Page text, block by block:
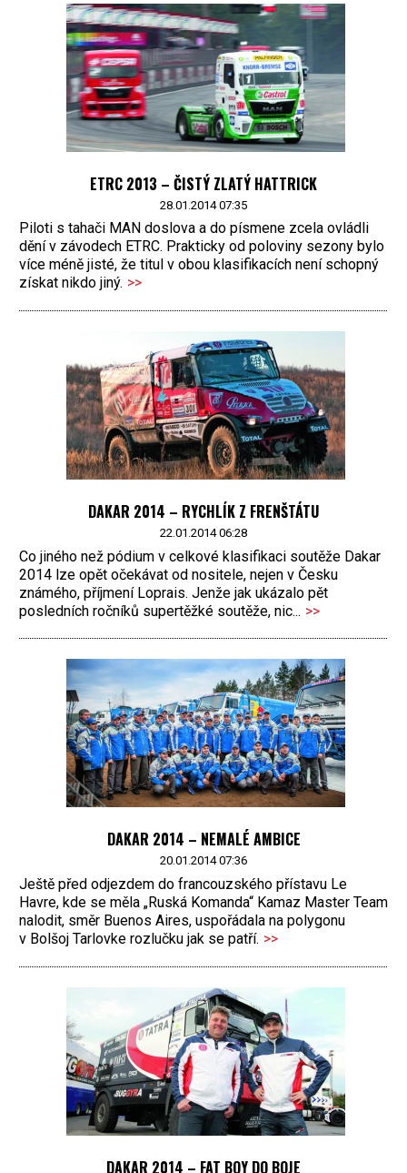
ETRC 2013 – ČISTÝ ZLATÝ HATTRICK
28.01.2014 07:35
Piloti s tahači MAN doslova a do písmene zcela ovládli
dění v závodech ETRC. Prakticky od poloviny sezony bylo
více méně jisté, že titul v obou klasifikacích není schopný
získat nikdo jiný. >>
DAKAR 2014 – RYCHLÍK Z FRENŠTÁTU
22.01.2014 06:28
Co jiného než pódium v celkové klasifikaci soutěže Dakar
2014 lze opět očekávat od nositele, nejen v Česku
známého, příjmení Loprais. Jenže jak ukázalo pět
posledních ročníků supertěžké soutěže, nic... >>
DAKAR 2014 – NEMALÉ AMBICE
20.01.2014 07:36
Ještě před odjezdem do francouzského přístavu Le
Havre, kde se měla „Ruská Komanda“ Kamaz Master Team
nalodit, směr Buenos Aires, uspořádala na polygonu
v Bolšoj Tarlovke rozlučku jak se patří. >>
DAKAR 2014 – FAT BOY DO BOJE